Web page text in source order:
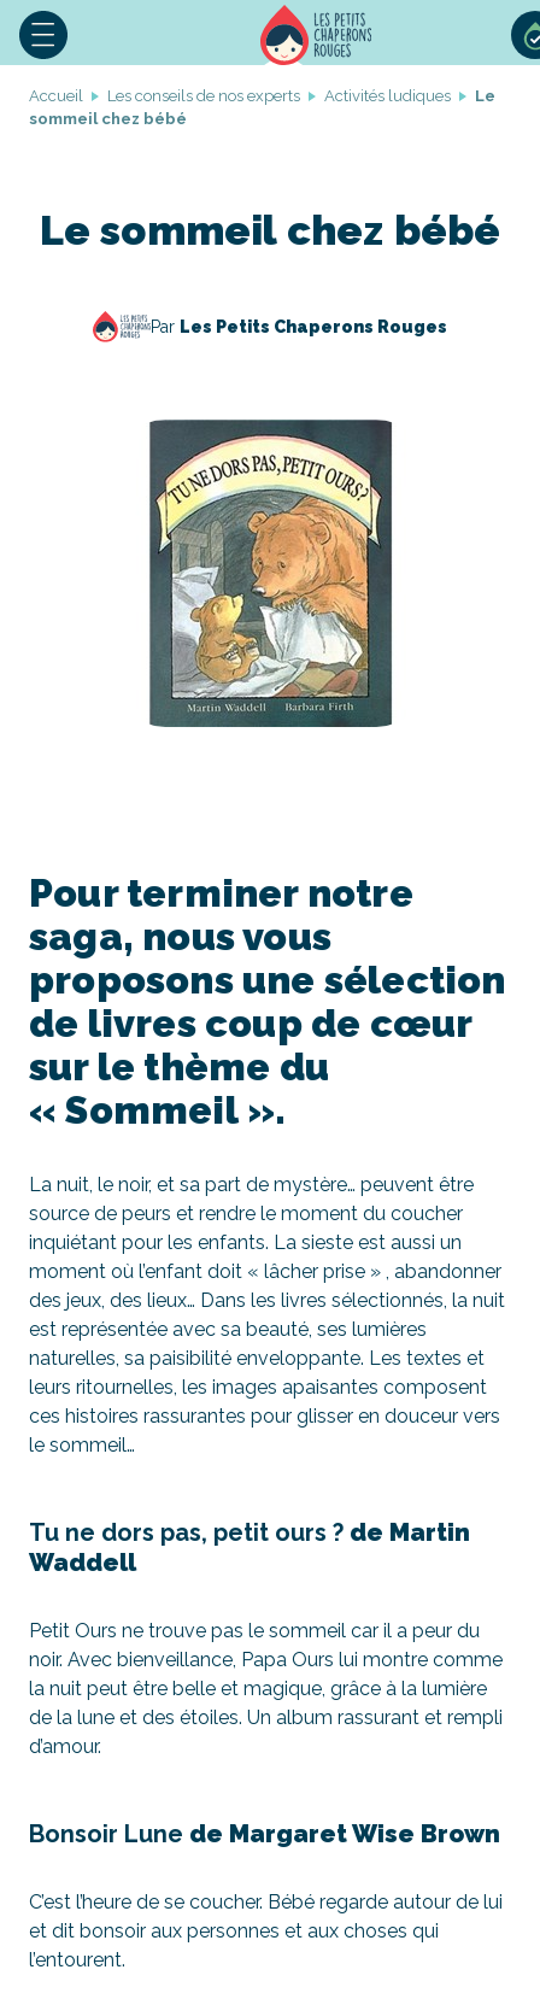
Accueil Les conseils de nos experts Activités ludiques
Le
sommeil chez bébé
Le sommeil chez bébé
Par Les Petits Chaperons Rouges
Pour terminer notre
saga, nous vous
proposons une sélection
de livres coup de cœur
sur le thème du
« Sommeil ».
La nuit, le noir, et sa part de mystère… peuvent être
source de peurs et rendre le moment du coucher
inquiétant pour les enfants. La sieste est aussi un
moment où l’enfant doit « lâcher prise » , abandonner
des jeux, des lieux… Dans les livres sélectionnés, la nuit
est représentée avec sa beauté, ses lumières
naturelles, sa paisibilité enveloppante. Les textes et
leurs ritournelles, les images apaisantes composent
ces histoires rassurantes pour glisser en douceur vers
le sommeil…
Tu ne dors pas, petit ours ? de Martin
Waddell
Petit Ours ne trouve pas le sommeil car il a peur du
noir. Avec bienveillance, Papa Ours lui montre comme
la nuit peut être belle et magique, grâce à la lumière
de la lune et des étoiles. Un album rassurant et rempli
d’amour.
Bonsoir Lune de Margaret Wise Brown
C’est l’heure de se coucher. Bébé regarde autour de lui
et dit bonsoir aux personnes et aux choses qui
l’entourent.